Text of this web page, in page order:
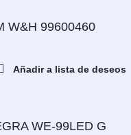
W&H 99600460
Añadir a lista de deseos
WE-99LED G